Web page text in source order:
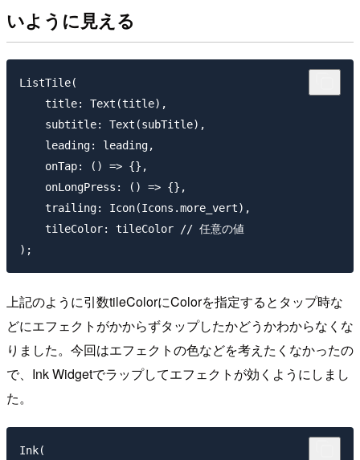
いように見える
ListTile(
    title: Text(title),
    subtitle: Text(subTitle),
    leading: leading,
    onTap: () => {},
    onLongPress: () => {},
    trailing: Icon(Icons.more_vert),
    tileColor: tileColor // 任意の値
上記のように引数tileColorにColorを指定するとタップ時な
どにエフェクトがかからずタップしたかどうかわからなくな
りました。今回はエフェクトの色などを考えたくなかったの
で、Ink Widgetでラップしてエフェクトが効くようにしまし
た。
Ink(